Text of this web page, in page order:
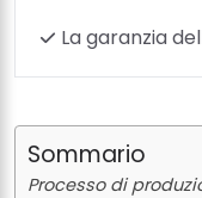
La garanzia
Sommario
Processo di